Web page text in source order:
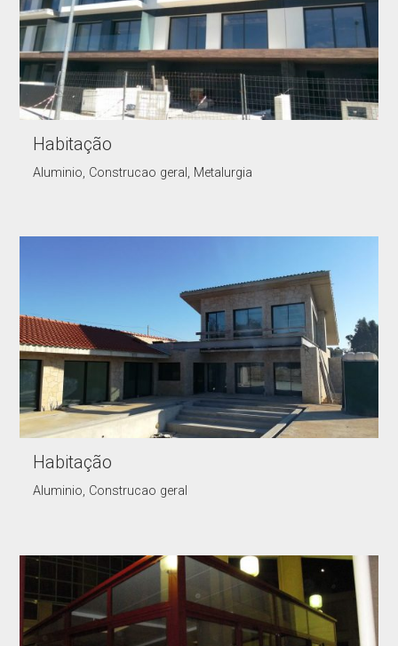
Habitação
Aluminio, Construcao geral, Metalurgia
Habitação
Aluminio, Construcao geral